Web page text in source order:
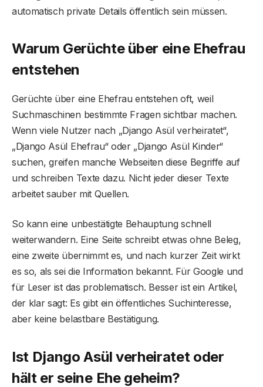
automatisch private Details öffentlich sein müssen.
Warum Gerüchte über eine Ehefrau
entstehen
Gerüchte über eine Ehefrau entstehen oft, weil
Suchmaschinen bestimmte Fragen sichtbar machen.
Wenn viele Nutzer nach „Django Asül verheiratet“,
„Django Asül Ehefrau“ oder „Django Asül Kinder“
suchen, greifen manche Webseiten diese Begriffe auf
und schreiben Texte dazu. Nicht jeder dieser Texte
arbeitet sauber mit Quellen.
So kann eine unbestätigte Behauptung schnell
weiterwandern. Eine Seite schreibt etwas ohne Beleg,
eine zweite übernimmt es, und nach kurzer Zeit wirkt
es so, als sei die Information bekannt. Für Google und
für Leser ist das problematisch. Besser ist ein Artikel,
der klar sagt: Es gibt ein öffentliches Suchinteresse,
aber keine belastbare Bestätigung.
Ist Django Asül verheiratet oder
hält er seine Ehe geheim?